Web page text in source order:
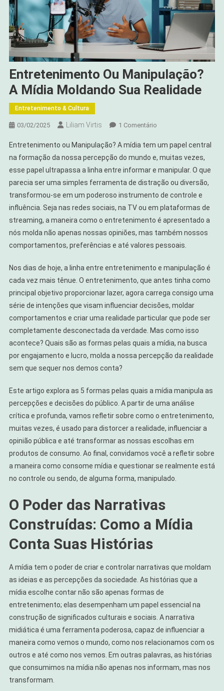
Entretenimento Ou Manipulação?
A Mídia Moldando Sua Realidade
Entretenimento & Cultura
03/02/2025 Liliam Virtis 1 ComentárioEm
Ou
Manipulação?
A
Mídia
Moldando
Sua
Realidade
Entretenimento ou Manipulação? A mídia tem um papel central
na formação da nossa percepção do mundo e, muitas vezes,
esse papel ultrapassa a linha entre informar e manipular. O que
parecia ser uma simples ferramenta de distração ou diversão,
transformou-se em um poderoso instrumento de controle e
influência. Seja nas redes sociais, na TV ou em plataformas de
streaming, a maneira como o entretenimento é apresentado a
nós molda não apenas nossas opiniões, mas também nossos
comportamentos, preferências e até valores pessoais.
Nos dias de hoje, a linha entre entretenimento e manipulação é
cada vez mais tênue. O entretenimento, que antes tinha como
principal objetivo proporcionar lazer, agora carrega consigo uma
série de intenções que visam influenciar decisões, moldar
comportamentos e criar uma realidade particular que pode ser
completamente desconectada da verdade. Mas como isso
acontece? Quais são as formas pelas quais a mídia, na busca
por engajamento e lucro, molda a nossa percepção da realidade
sem que sequer nos demos conta?
Este artigo explora as 5 formas pelas quais a mídia manipula as
percepções e decisões do público. A partir de uma análise
crítica e profunda, vamos refletir sobre como o entretenimento,
muitas vezes, é usado para distorcer a realidade, influenciar a
opinião pública e até transformar as nossas escolhas em
produtos de consumo. Ao final, convidamos você a refletir sobre
a maneira como consome mídia e questionar se realmente está
no controle ou sendo, de alguma forma, manipulado.
O Poder das Narrativas
Construídas: Como a Mídia
Conta Suas Histórias
A mídia tem o poder de criar e controlar narrativas que moldam
as ideias e as percepções da sociedade. As histórias que a
mídia escolhe contar não são apenas formas de
entretenimento; elas desempenham um papel essencial na
construção de significados culturais e sociais. A narrativa
midiática é uma ferramenta poderosa, capaz de influenciar a
maneira como vemos o mundo, como nos relacionamos com os
outros e até como nos vemos. Em outras palavras, as histórias
que consumimos na mídia não apenas nos informam, mas nos
transformam.